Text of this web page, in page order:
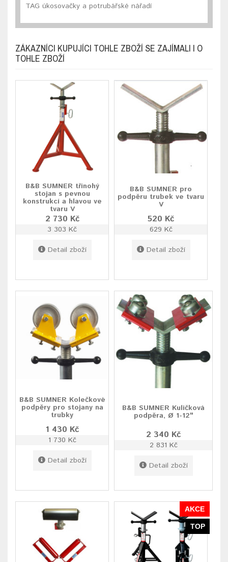
TAG úkosovačky a potrubářské nářadí
ZÁKAZNÍCI KUPUJÍCI TOHLE ZBOŽÍ SE ZAJÍMALI I O
TOHLE ZBOŽÍ
B&B SUMNER třínohý
stojan s pevnou
konstrukcí a hlavou ve
tvaru V
2 730 Kč
3 303 Kč
Detail zboží
B&B SUMNER pro
podpěru trubek ve tvaru
V
520 Kč
629 Kč
Detail zboží
B&B SUMNER Kolečkové
podpěry pro stojany na
trubky
1 430 Kč
1 730 Kč
Detail zboží
B&B SUMNER Kuličková
podpěra, Ø 1-12"
2 340 Kč
2 831 Kč
Detail zboží
AKCE
TOP